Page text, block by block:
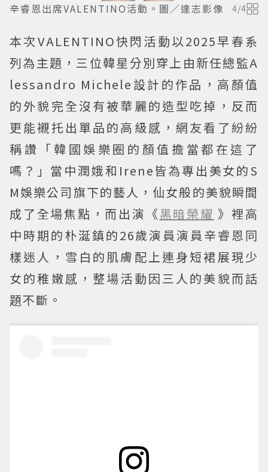
辛睿恩出席VALENTINO活動。圖／達志影像 4/4
本次VALENTINO快閃活動以2025早春系
列為主題，三位韓星分別穿上由新任總監A
lessandro Michele設計的作品，高顏值
的外貌完全沒有被華麗的造型吃掉，反而
更能襯托出單品的高級感，網友看了紛紛
稱讚「韓國娛樂圈的顏值擔當都在這了
嗎？」當中潤娥和Irene皆為專出美女的S
M娛樂公司旗下的藝人，仙女般的美貌瞬間
成了全場焦點，而出演《黑暗榮耀 》裡高
中時期的朴涎鎮的26歲演員演員辛睿恩同
樣迷人，雪白的肌膚配上連身短裙展現少
女的稚嫩感，整場活動因三人的美貌而話
題不斷。